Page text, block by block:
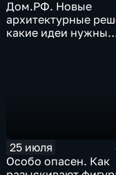
Дом.РФ. Новые
архитектурные
какие идеи нужны
25 июля
Особо опасен. Как